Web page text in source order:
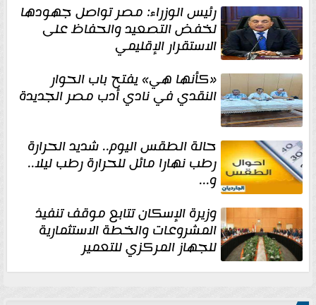
رئيس الوزراء: مصر تواصل جهودها
لخفض التصعيد والحفاظ على
الاستقرار الإقليمي
«كأنها هي» يفتح باب الحوار
النقدي في نادي أدب مصر الجديدة
حالة الطقس اليوم.. شديد الحرارة
رطب نهارا مائل للحرارة رطب ليلا..
و...
وزيرة الإسكان تتابع موقف تنفيذ
المشروعات والخطة الاستثمارية
للجهاز المركزي للتعمير